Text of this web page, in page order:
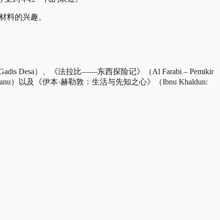
料的兴趣。
Desa）、《法拉比——东西探险记》（Al Farabi – Pemikir
）以及《伊本·赫勒敦：生活与先知之心》（Ibnu Khaldun: